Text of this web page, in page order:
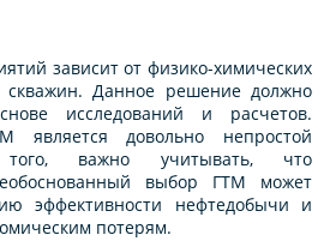
зависит от физико-химических
скважин. Данное решение должно
исследований и расчетов.
является довольно непростой
важно учитывать, что
выбор ГТМ может
эффективности нефтедобычи и
потерям.